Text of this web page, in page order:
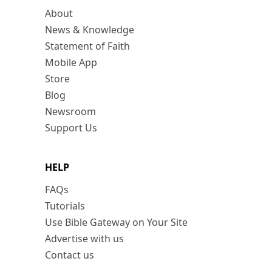
About
News & Knowledge
Statement of Faith
Mobile App
Store
Blog
Newsroom
Support Us
HELP
FAQs
Tutorials
Use Bible Gateway on Your Site
Advertise with us
Contact us